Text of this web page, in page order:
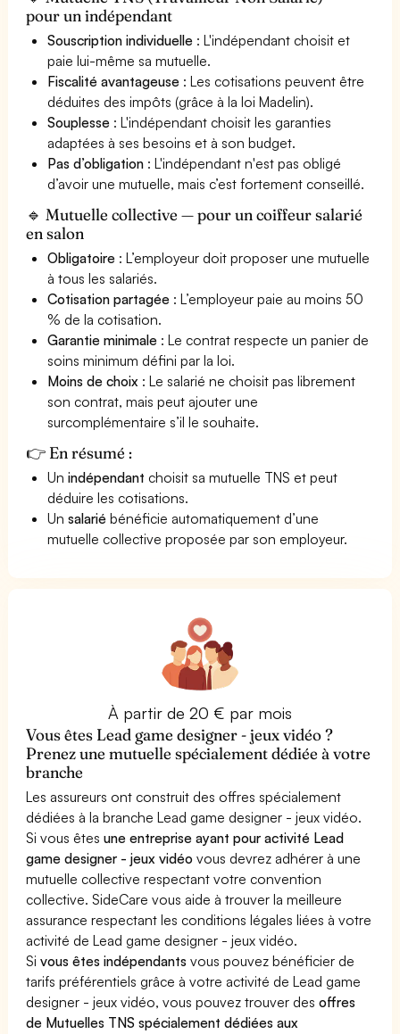
pour un indépendant
Souscription individuelle : L'indépendant choisit et
paie lui-même sa mutuelle.
Fiscalité avantageuse : Les cotisations peuvent être
déduites des impôts (grâce à la loi Madelin).
Souplesse : L'indépendant choisit les garanties
adaptées à ses besoins et à son budget.
Pas d’obligation : L'indépendant n'est pas obligé
d’avoir une mutuelle, mais c’est fortement conseillé.
🔹 Mutuelle collective — pour un coiffeur salarié
en salon
Obligatoire : L’employeur doit proposer une mutuelle
à tous les salariés.
Cotisation partagée : L’employeur paie au moins 50
% de la cotisation.
Garantie minimale : Le contrat respecte un panier de
soins minimum défini par la loi.
Moins de choix : Le salarié ne choisit pas librement
son contrat, mais peut ajouter une
surcomplémentaire s’il le souhaite.
👉 En résumé :
Unindépendant choisit sa mutuelle TNS et peut
déduire les cotisations.
Unsalarié bénéficie automatiquement d’une
mutuelle collective proposée par son employeur.
À partir de 20 € par mois
Vous êtes Lead game designer - jeux vidéo ?
Prenez une mutuelle spécialement dédiée à votre
branche
Les assureurs ont construit des offres spécialement
dédiées à la branche Lead game designer - jeux vidéo.
Si vous êtesune entreprise ayant pour activité Lead
game designer - jeux vidéo vous devrez adhérer à une
mutuelle collective respectant votre convention
collective. SideCare vous aide à trouver la meilleure
assurance respectant les conditions légales liées à votre
activité de Lead game designer - jeux vidéo.
Sivous êtes indépendants vous pouvez bénéficier de
tarifs préférentiels grâce à votre activité de Lead game
designer - jeux vidéo, vous pouvez trouver desoffres
de Mutuelles TNS spécialement dédiées aux